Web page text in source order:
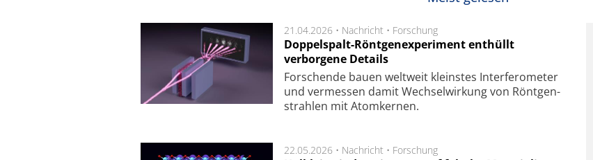
21.04.2026 • Nachricht • Forschung
Doppelspalt-Röntgenexperiment enthüllt
verborgene Details
For­schen­de bau­en welt­weit kleins­tes In­ter­fe­ro­me­ter
und ver­mes­sen da­mit Wech­sel­wir­kung von Rönt­gen­
strah­len mit Atom­ker­nen.
22.05.2026 • Nachricht • Forschung